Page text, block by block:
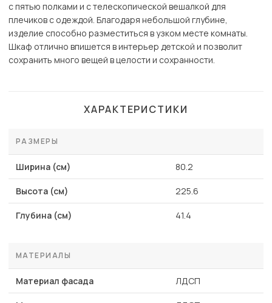
с пятью полками и с телескопической вешалкой для
плечиков с одеждой. Благодаря небольшой глубине,
изделие способно разместиться в узком месте комнаты.
Шкаф отлично впишется в интерьер детской и позволит
сохранить много вещей в целости и сохранности.
ХАРАКТЕРИСТИКИ
РАЗМЕРЫ
Ширина (см) 80.2
Высота (см) 225.6
Глубина (см) 41.4
МАТЕРИАЛЫ
Материал фасада ЛДСП